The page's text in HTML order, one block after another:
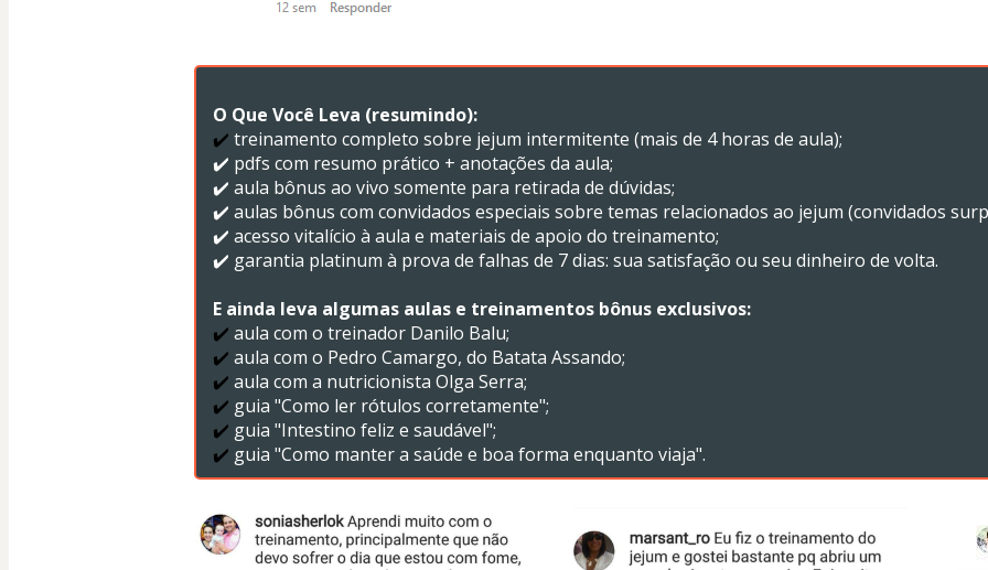
O Que Você Leva (resumindo):
✔️ treinamento completo sobre jejum intermitente (mais de 4 horas de aula);
✔️ pdfs com resumo prático + anotações da aula;
✔️ aula bônus ao vivo somente para retirada de dúvidas;
✔️ aulas bônus com convidados especiais sobre temas relacionados ao jejum (convidados
✔️ acesso vitalício à aula e materiais de apoio do treinamento;
✔️ garantia platinum à prova de falhas de 7 dias: sua satisfação ou seu dinheiro de volta.
E ainda leva algumas aulas e treinamentos bônus exclusivos:
✔️ aula com o treinador Danilo Balu;
✔️ aula com o Pedro Camargo, do Batata Assando;
✔️ aula com a nutricionista Olga Serra;
✔️ guia "Como ler rótulos corretamente";
✔️ guia "Intestino feliz e saudável";
✔️ guia "Como manter a saúde e boa forma enquanto viaja".